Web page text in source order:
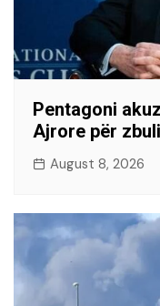
Pentagoni
Ajrore për
August 8, 2026